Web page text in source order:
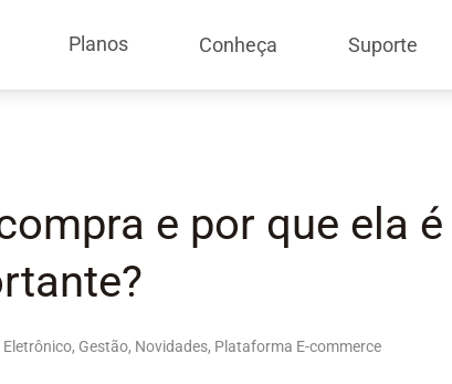
Planos Conheça Suporte
e por que ela é
Eletrônico, Gestão, Novidades, Plataforma E-commerce